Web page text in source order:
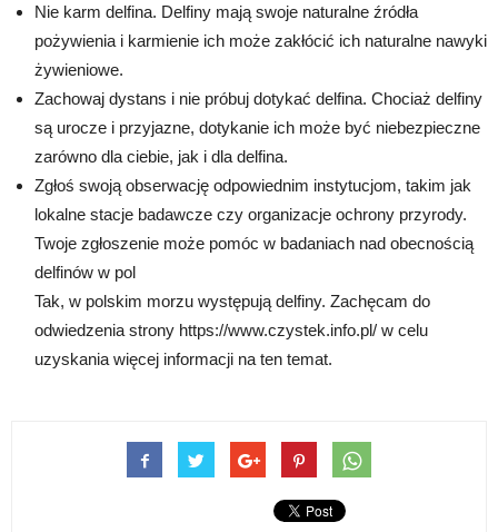
Nie karm delfina. Delfiny mają swoje naturalne źródła
pożywienia i karmienie ich może zakłócić ich naturalne nawyki
żywieniowe.
Zachowaj dystans i nie próbuj dotykać delfina. Chociaż delfiny
są urocze i przyjazne, dotykanie ich może być niebezpieczne
zarówno dla ciebie, jak i dla delfina.
Zgłoś swoją obserwację odpowiednim instytucjom, takim jak
lokalne stacje badawcze czy organizacje ochrony przyrody.
Twoje zgłoszenie może pomóc w badaniach nad obecnością
delfinów w pol
Tak, w polskim morzu występują delfiny. Zachęcam do
odwiedzenia strony https://www.czystek.info.pl/ w celu
uzyskania więcej informacji na ten temat.